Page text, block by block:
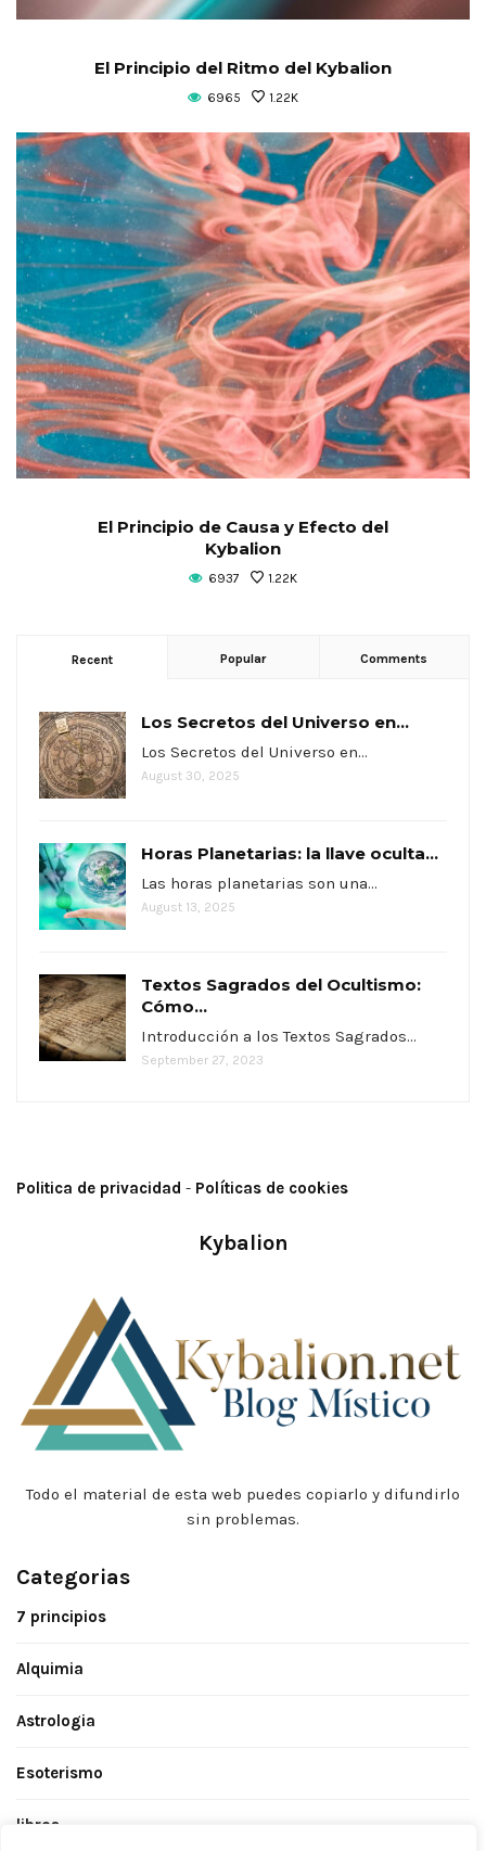
El Principio del Ritmo del Kybalion
6965 1.22K
El Principio de Causa y Efecto del
Kybalion
6937 1.22K
Recent Popular Comments
Los Secretos del Universo en...
Los Secretos del Universo en…
August 30, 2025
Horas Planetarias: la llave oculta...
Las horas planetarias son una…
August 13, 2025
Textos Sagrados del Ocultismo:
Cómo...
Introducción a los Textos Sagrados…
September 27, 2023
Politica de privacidad - Políticas de cookies
Kybalion
Todo el material de esta web puedes copiarlo y difundirlo
sin problemas.
Categorias
7 principios
Alquimia
Astrologia
Esoterismo
libros